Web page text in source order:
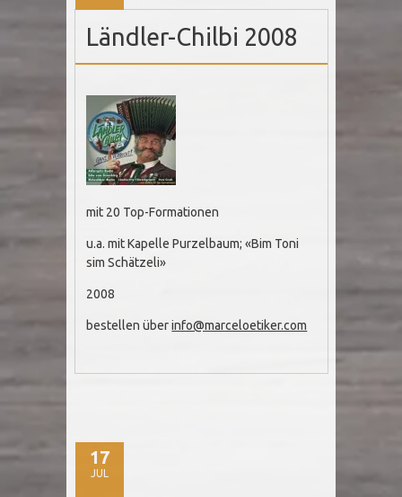
Ländler-Chilbi 2008
mit 20 Top-Formationen
u.a. mit Kapelle Purzelbaum; «Bim Toni
sim Schätzeli»
2008
bestellen überinfo@marceloetiker.com
17
JUL